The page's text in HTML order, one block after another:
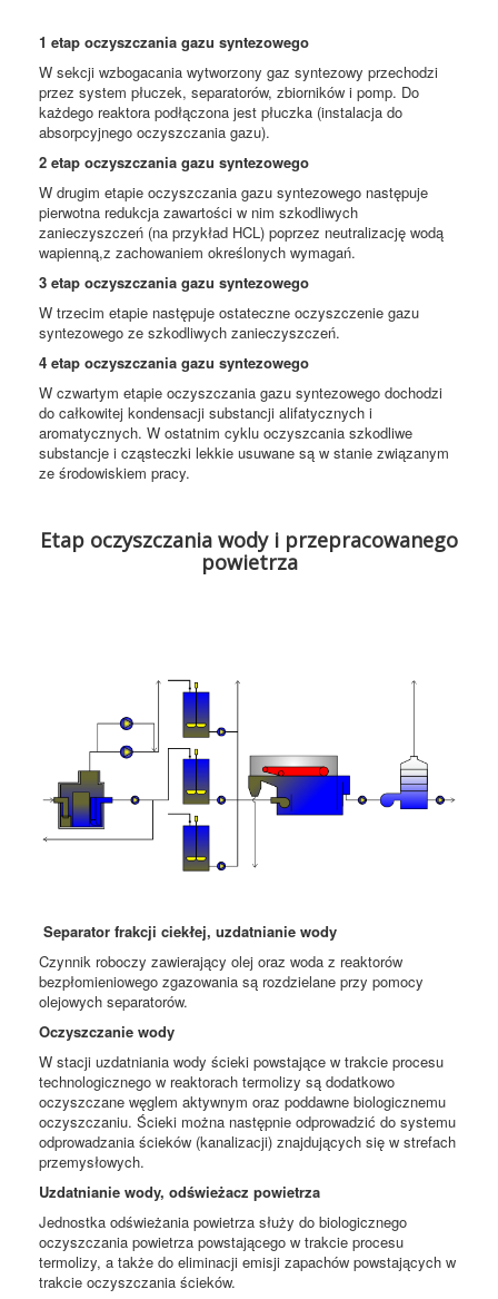
1 etap oczyszczania gazu syntezowego
W sekcji wzbogacania wytworzony gaz syntezowy przechodzi
przez system płuczek, separatorów, zbiorników i pomp. Do
każdego reaktora podłączona jest płuczka (instalacja do
absorpcyjnego oczyszczania gazu).
2 etap oczyszczania gazu syntezowego
W drugim etapie oczyszczania gazu syntezowego następuje
pierwotna redukcja zawartości w nim szkodliwych
zanieczyszczeń (na przykład HCL) poprzez neutralizację wodą
wapienną,z zachowaniem określonych wymagań.
3 etap oczyszczania gazu syntezowego
W trzecim etapie następuje ostateczne oczyszczenie gazu
syntezowego ze szkodliwych zanieczyszczeń.
4 etap oczyszczania gazu syntezowego
W czwartym etapie oczyszczania gazu syntezowego dochodzi
do całkowitej kondensacji substancji alifatycznych i
aromatycznych. W ostatnim cyklu oczyszcania szkodliwe
substancje i cząsteczki lekkie usuwane są w stanie związanym
ze środowiskiem pracy.
Etap oczyszczania wody i przepracowanego
powietrza
Separator frakcji ciekłej, uzdatnianie wody
Czynnik roboczy zawierający olej oraz woda z reaktorów
bezpłomieniowego zgazowania są rozdzielane przy pomocy
olejowych separatorów.
Oczyszczanie wody
W stacji uzdatniania wody ścieki powstające w trakcie procesu
technologicznego w reaktorach termolizy są dodatkowo
oczyszczane węglem aktywnym oraz poddawne biologicznemu
oczyszczaniu. Ścieki można następnie odprowadzić do systemu
odprowadzania ścieków (kanalizacji) znajdujących się w strefach
przemysłowych.
Uzdatnianie wody, odświeżacz powietrza
Jednostka odświeżania powietrza służy do biologicznego
oczyszczania powietrza powstającego w trakcie procesu
termolizy, a także do eliminacji emisji zapachów powstających w
trakcie oczyszczania ścieków.